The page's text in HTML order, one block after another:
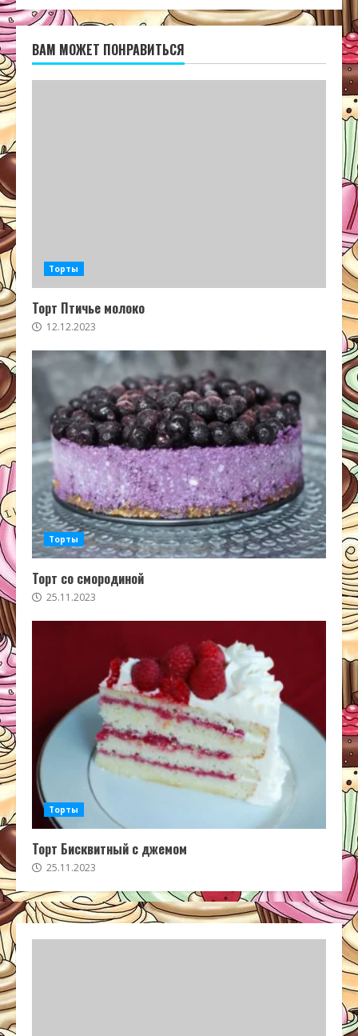
ВАМ МОЖЕТ ПОНРАВИТЬСЯ
Торты
Торт Птичье молоко
12.12.2023
Торты
Торт со смородиной
25.11.2023
Торты
Торт Бисквитный с джемом
25.11.2023